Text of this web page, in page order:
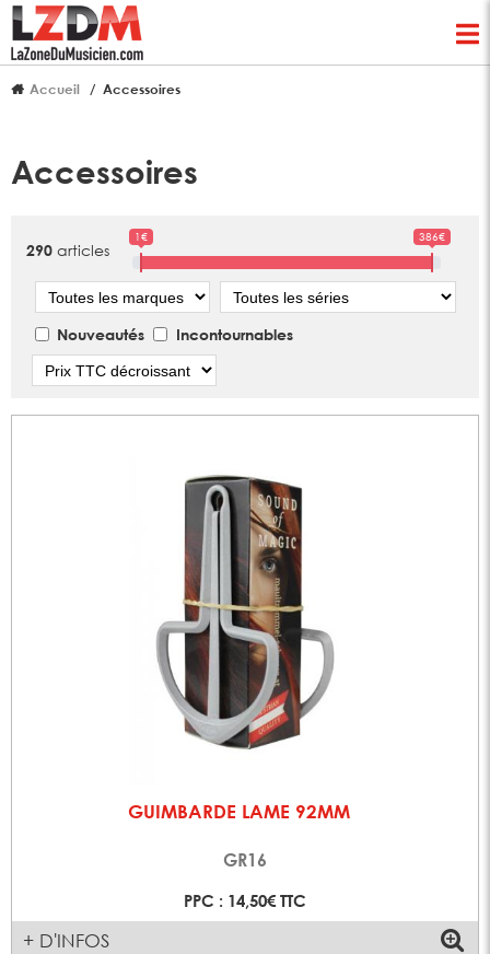
Accueil Accessoires
Accessoires
290 articles
1€ 386€
Marque Série
Nouveautés
Incontournables
GUIMBARDE LAME 92MM
GR16
PPC : 14,50€ TTC
+ D'INFOS